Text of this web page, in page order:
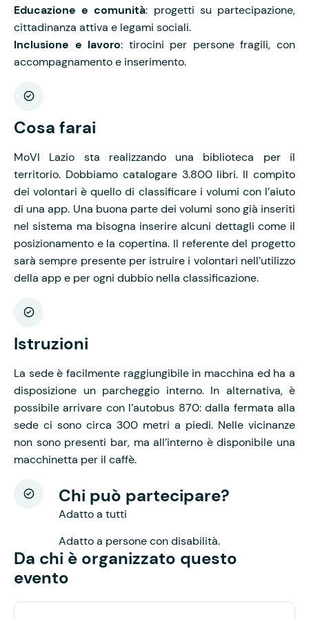
Educazione e comunità: progetti su partecipazione,
cittadinanza attiva e legami sociali.
Inclusione e lavoro: tirocini per persone fragili, con
accompagnamento e inserimento.
Cosa farai
MoVI Lazio sta realizzando una biblioteca per il
territorio. Dobbiamo catalogare 3.800 libri. Il compito
dei volontari è quello di classificare i volumi con l’aiuto
di una app. Una buona parte dei volumi sono già inseriti
nel sistema ma bisogna inserire alcuni dettagli come il
posizionamento e la copertina. Il referente del progetto
sarà sempre presente per istruire i volontari nell’utilizzo
della app e per ogni dubbio nella classificazione.
Istruzioni
La sede è facilmente raggiungibile in macchina ed ha a
disposizione un parcheggio interno. In alternativa, è
possibile arrivare con l’autobus 870: dalla fermata alla
sede ci sono circa 300 metri a piedi. Nelle vicinanze
non sono presenti bar, ma all’interno è disponibile una
macchinetta per il caffè.
Chi può partecipare?
Adatto a tutti
Adatto a persone con disabilità.
Da chi è organizzato questo
evento